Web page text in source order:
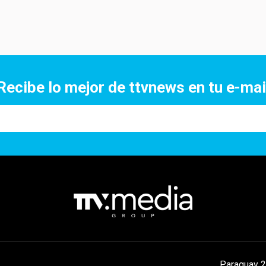
lo mejor de ttvnews en tu e-